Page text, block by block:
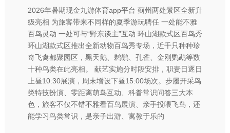
2026年暑期现金九游体育app平台 蓟州两处景区全新升
级亮相 为旅客带来不同样的夏季游玩聘任 一处能不雅
百鸟灵动 一处可与“野东谈主”互动 环山湖款式区百鸟秀
环山湖款式区推出全新动物百鸟秀专场，近千只种种珍
奇飞禽都聚园区，黑天鹅、鹈鹕、孔雀、金刚鹦鹉等数
十种鸟类在此亮相。 献艺实施分时段安排，职责日逐日
上昼10:30展演，周末增设下昼15:00场次。步履开采鸟
类特技扮演、零距离萌鸟互动、科普常识问答三大本
色，旅客不仅不错不雅看百鸟展演、亲手投喂飞鸟，还
能学习鸟类常识，是亲子出游、寓教于乐的